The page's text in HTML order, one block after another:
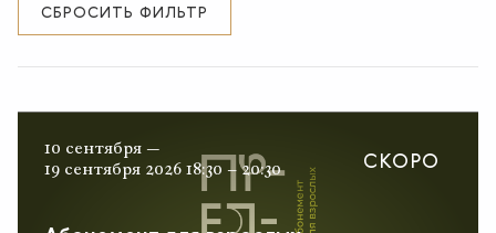
СБРОСИТЬ ФИЛЬТР
10 сентября —
19 сентября 2026 18:30 – 20:30
СКОРО